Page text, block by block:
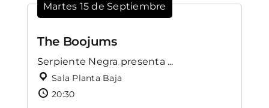
Martes 15 de Septiembre
The Boojums
Serpiente Negra presenta ...
Sala Planta Baja
20:30